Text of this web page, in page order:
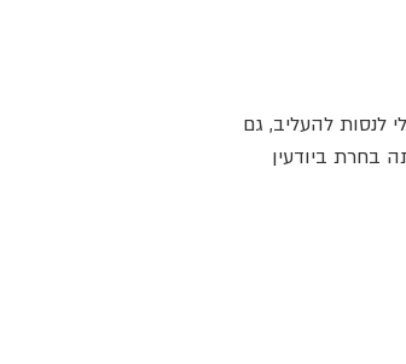
לנסות להעליב, גם
בחרת ביודעין